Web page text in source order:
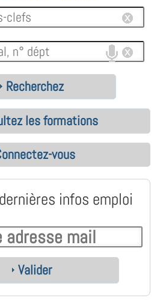
Recherchez
les formations
vous
infos emploi
Valider